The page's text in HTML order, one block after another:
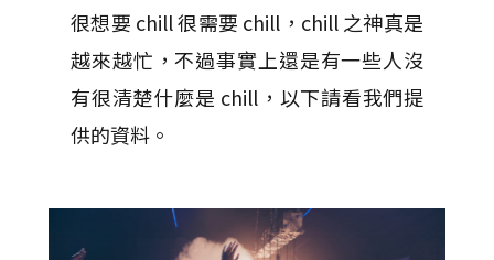
很想要 chill 很需要 chill，chill 之神真是
越來越忙，不過事實上還是有一些人沒
有很清楚什麼是 chill，以下請看我們提
供的資料。